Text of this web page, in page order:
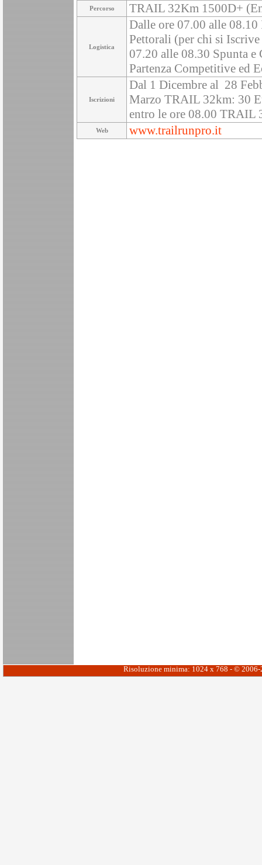
Percorso TRAIL 32Km 1500D+
Logistica
Dalle ore 07.00 alle
Pettorali (per chi si
07.20 alle 08.30 Spunta
Partenza Competitive ed
Iscrizioni
Dal 1 Dicembre al 28
Marzo TRAIL 32km: 30
entro le ore 08.00 TRAIL
Web www.trailrunpro.it
Risoluzione minima: 1024 x 768 - ©